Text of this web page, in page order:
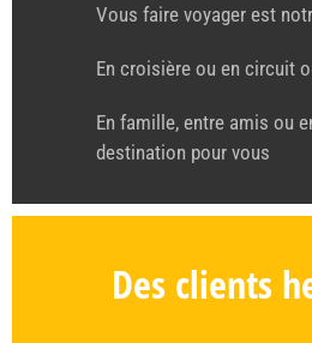
Vous faire voyager est
En croisière ou en circuit
En famille, entre amis ou
destination pour vous
Des clients